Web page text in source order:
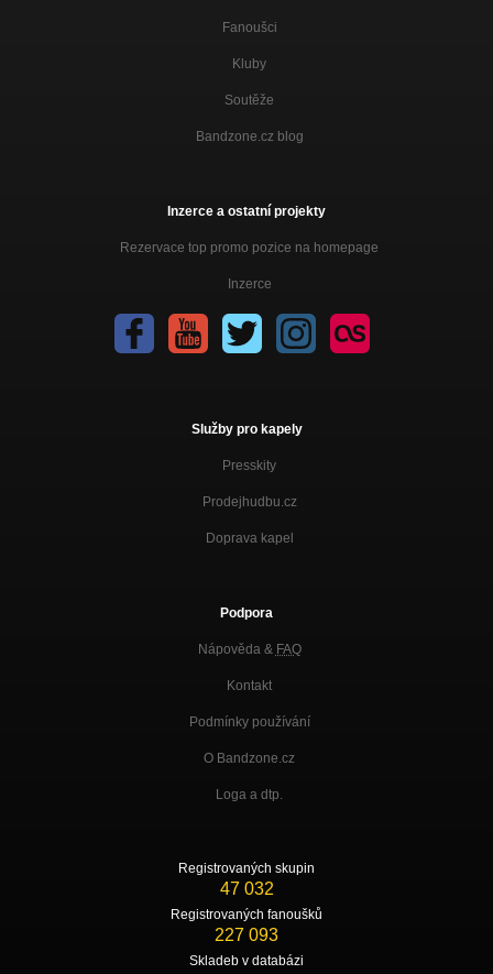
Fanoušci
Kluby
Soutěže
Bandzone.cz blog
Inzerce a ostatní projekty
Rezervace top promo pozice na homepage
Inzerce
Služby pro kapely
Presskity
Prodejhudbu.cz
Doprava kapel
Podpora
Nápověda & FAQ
Kontakt
Podmínky používání
O Bandzone.cz
Loga a dtp.
Registrovaných skupin
47 032
Registrovaných fanoušků
227 093
Skladeb v databázi